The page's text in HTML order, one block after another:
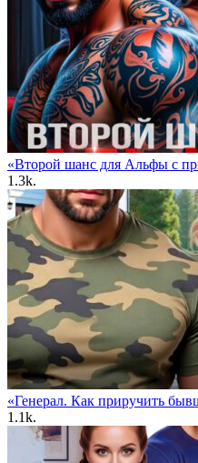
«Второй шанс для Альфы с
1.3k.
«Генерал. Как приручить
1.1k.